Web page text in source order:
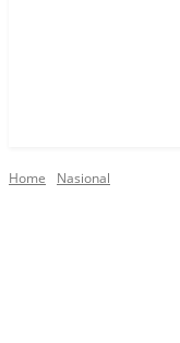
Home Nasional